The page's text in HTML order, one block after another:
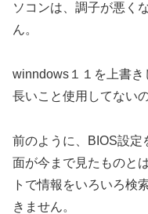
ソコンは、調子が悪く
ん。
winndows１１を上書き
長いこと使用してない
前のように、BIOS設定
面が今まで見たものと
トで情報をいろいろ検
きません。